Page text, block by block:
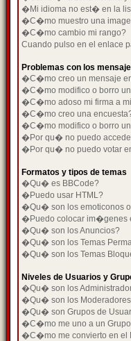
�Mi idioma no est� en la
�C�mo muestro una
�C�mo cambio mi rango?
Cuando pulso en el enlace
Problemas con los
�C�mo creo un mensaje
�C�mo modifico o borro
�C�mo adoso mi firma a
�C�mo creo una
�C�mo modifico o borro
�Por qu� no puedo
�Por qu� no puedo votar
Formatos y tipos de temas
�Qu� es BBCode?
�Puedo usar HTML?
�Qu� son los emoticonos
�Puedo colocar im�genes
�Qu� son los Anuncios?
�Qu� son los Temas
�Qu� son los Temas
Niveles de Usuarios y
�Qu� son los
�Qu� son los
�Qu� son Grupos de
�C�mo me uno a un
�C�mo me convierto en el